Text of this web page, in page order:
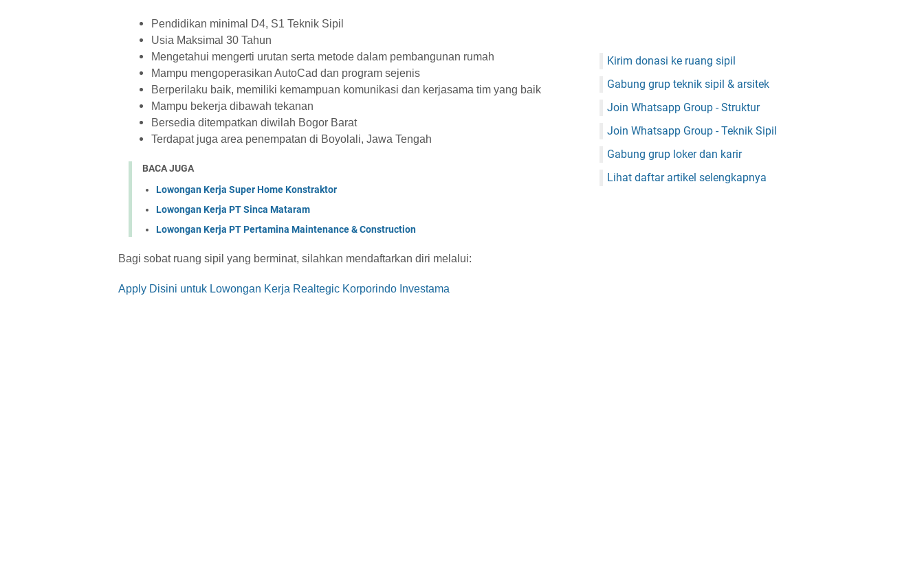
Pendidikan minimal D4, S1 Teknik Sipil
Usia Maksimal 30 Tahun
Mengetahui mengerti urutan serta metode dalam pembangunan rumah
Mampu mengoperasikan AutoCad dan program sejenis
Berperilaku baik, memiliki kemampuan komunikasi dan kerjasama tim yang baik
Mampu bekerja dibawah tekanan
Bersedia ditempatkan diwilah Bogor Barat
Terdapat juga area penempatan di Boyolali, Jawa Tengah
BACA JUGA
Lowongan Kerja Super Home Konstraktor
Lowongan Kerja PT Sinca Mataram
Lowongan Kerja PT Pertamina Maintenance & Construction
Bagi sobat ruang sipil yang berminat, silahkan mendaftarkan diri melalui:
Apply Disini untuk Lowongan Kerja Realtegic Korporindo Investama
Kirim donasi ke ruang sipil
Gabung grup teknik sipil & arsitek
Join Whatsapp Group - Struktur
Join Whatsapp Group - Teknik Sipil
Gabung grup loker dan karir
Lihat daftar artikel selengkapnya